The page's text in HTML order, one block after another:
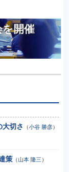
開催
大切さ
（小谷 勝彦）
策（山本 隆三 ）